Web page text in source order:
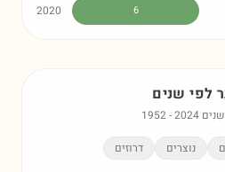
2020 6
לפי שנים
1952-2024
נוצרים דרוזים